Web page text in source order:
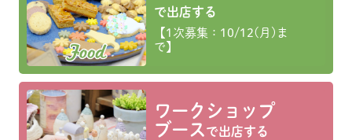
で出店する
【1次募集：10/12(月)ま
で】
ワークショップ
ブース で出店する